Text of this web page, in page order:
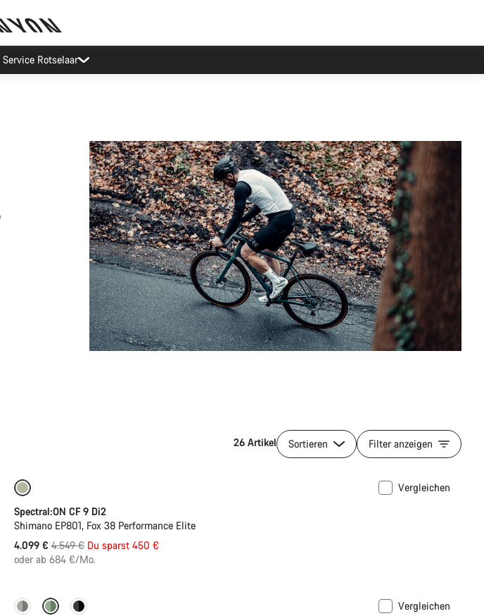
26 Artikel Sortieren Filter anzeigen
Vergleichen
Spectral:ON CF 9 Di2
Shimano EP801, Fox 38 Performance Elite
4.099 € Ursprungspreis
4.549 € Du sparst 450 €
oder ab 684 €/Mo.
Performance Line
Vergleichen